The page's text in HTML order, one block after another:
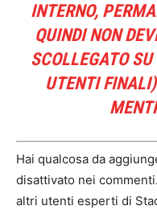
INTERNO,
QUINDI NON
SCOLLEGATO
UTENTI
Hai qualcosa da
disattivato nei
altri utenti esperti di